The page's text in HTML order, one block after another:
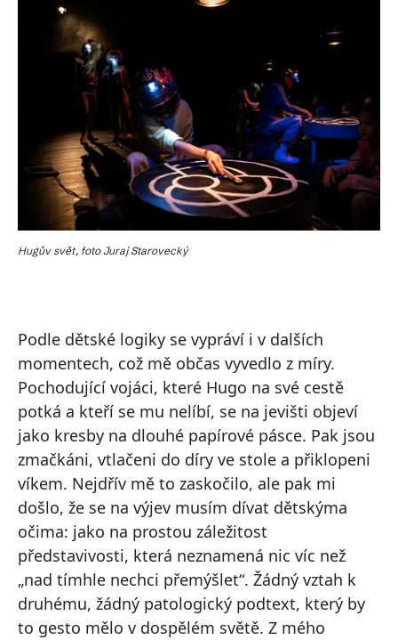
Hugův svět, foto Juraj Starovecký
Podle dětské logiky se vypráví i v dalších
momentech, což mě občas vyvedlo z míry.
Pochodující vojáci, které Hugo na své cestě
potká a kteří se mu nelíbí, se na jevišti objeví
jako kresby na dlouhé papírové pásce. Pak jsou
zmačkáni, vtlačeni do díry ve stole a přiklopeni
víkem. Nejdřív mě to zaskočilo, ale pak mi
došlo, že se na výjev musím dívat dětskýma
očima: jako na prostou záležitost
představivosti, která neznamená nic víc než
„nad tímhle nechci přemýšlet“. Žádný vztah k
druhému, žádný patologický podtext, který by
to gesto mělo v dospělém světě. Z mého